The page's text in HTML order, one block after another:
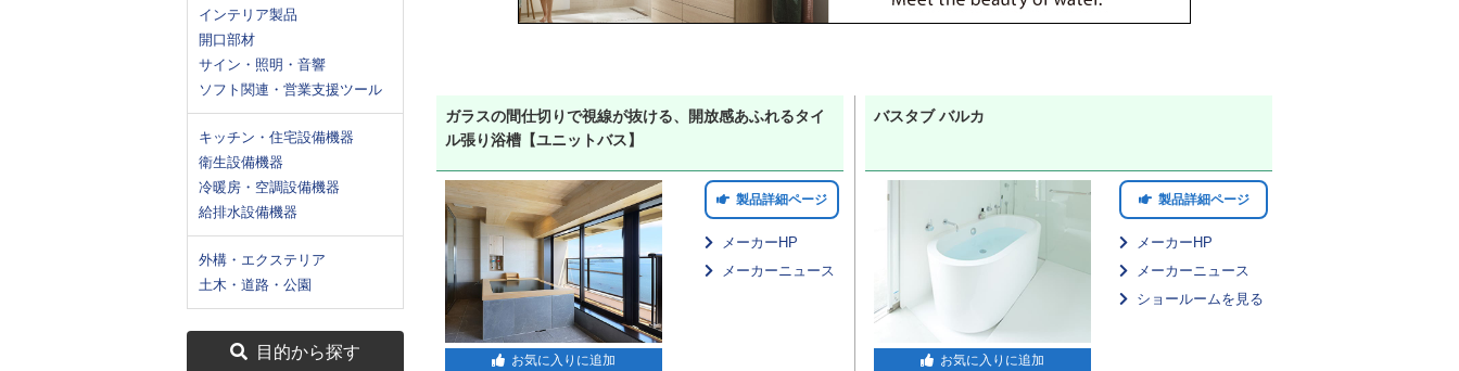
インテリア製品
開口部材
サイン・照明・音響
ソフト関連・営業支援ツール
キッチン・住宅設備機器
衛生設備機器
冷暖房・空調設備機器
給排水設備機器
外構・エクステリア
土木・道路・公園
目的から探す
ガラスの間仕切りで視線が抜ける、開放感あふれるタイ
ル張り浴槽【ユニットバス】
お気に入りに追加
製品詳細ページ
メーカーHP
メーカーニュース
バスタブ バルカ
お気に入りに追加
製品詳細ページ
メーカーHP
メーカーニュース
ショールームを見る